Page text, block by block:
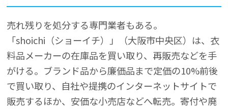
売れ残りを処分する専門業者もある。
「shoichi（ショーイチ）」（大阪市中央区）は、衣
料品メーカーの在庫品を買い取り、再販売などを手
がける。ブランド品から廉価品まで定価の10%前後
で買い取り、自社や提携のインターネットサイトで
販売するほか、安価な小売店などへ転売。寄付や廃